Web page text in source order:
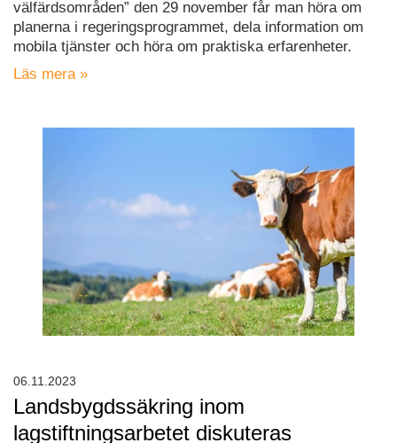
välfärdsområden” den 29 november får man höra om
planerna i regeringsprogrammet, dela information om
mobila tjänster och höra om praktiska erfarenheter.
Läs mera »
Landsbygdssäkring inom
lagstiftningsarbetet diskuteras
06.11.2023